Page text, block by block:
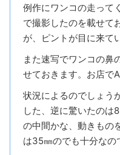
例作にワンコの走って
で撮影したのを載せて
が、ピントが目に来て
また速写でワンコの鼻
せておきます。お店で
状況によるのでしょう
した、逆に驚いたのは
の中間かな、動きもの
は35㎜のでも十分なの